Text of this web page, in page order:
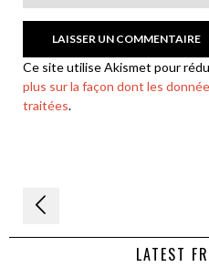
Ce site utilise Akismet pour
plus sur la façon dont les
traitées.
Navigation
de LATEST